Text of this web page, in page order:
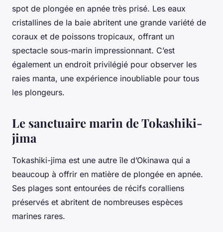
spot de plongée en apnée très prisé. Les eaux
cristallines de la baie abritent une grande variété de
coraux et de poissons tropicaux, offrant un
spectacle sous-marin impressionnant. C’est
également un endroit privilégié pour observer les
raies manta, une expérience inoubliable pour tous
les plongeurs.
Le sanctuaire marin de Tokashiki-
jima
Tokashiki-jima est une autre île d’Okinawa qui a
beaucoup à offrir en matière de plongée en apnée.
Ses plages sont entourées de récifs coralliens
préservés et abritent de nombreuses espèces
marines rares.